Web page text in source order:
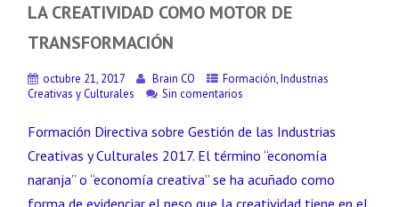
LA CREATIVIDAD COMO MOTOR DE
TRANSFORMACIÓN
octubre 21, 2017 Brain CO Formación,Industrias
Creativas y Culturales
Sin comentarios
Formación Directiva sobre Gestión de las Industrias
Creativas y Culturales 2017. El término “economía
naranja” o “economía creativa” se ha acuñado como
forma de evidenciar el peso que la creatividad tiene en el